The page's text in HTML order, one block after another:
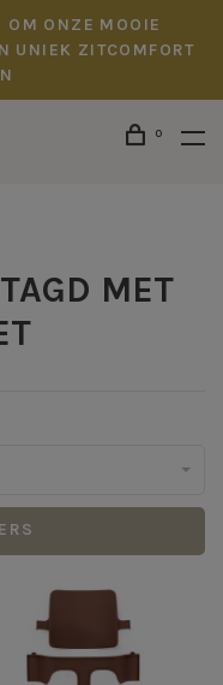
OM ONZE MOOIE
UNIEK ZITCOMFORT
0
MET